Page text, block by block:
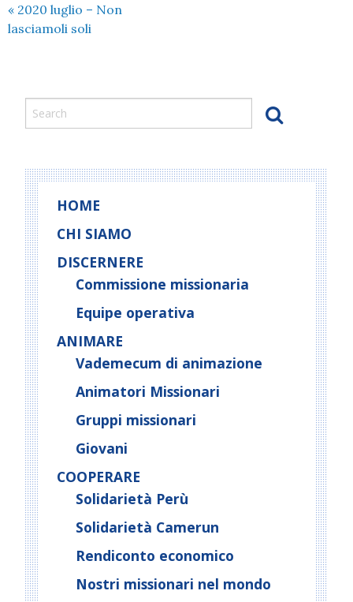
« 2020 luglio – Non
lasciamoli soli
HOME
CHI SIAMO
DISCERNERE
Commissione missionaria
Equipe operativa
ANIMARE
Vademecum di animazione
Animatori Missionari
Gruppi missionari
Giovani
COOPERARE
Solidarietà Perù
Solidarietà Camerun
Rendiconto economico
Nostri missionari nel mondo